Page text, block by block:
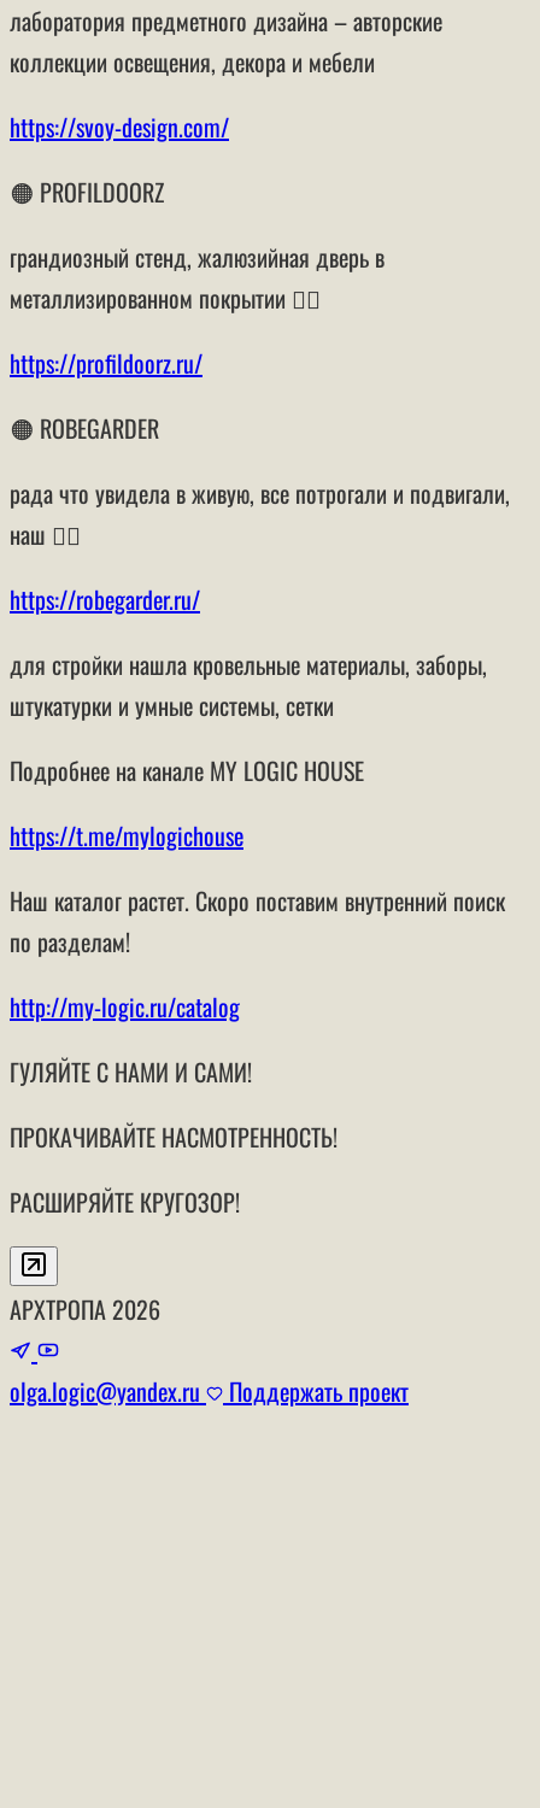
лаборатория предметного дизайна – авторские
коллекции освещения, декора и мебели
https://svoy-design.com/
🟠 PROFILDOORZ
грандиозный стенд, жалюзийная дверь в
металлизированном покрытии 👍🏻
https://profildoorz.ru/
🟠 ROBEGARDER
рада что увидела в живую, все потрогали и подвигали,
наш 👍🏻
https://robegarder.ru/
для стройки нашла кровельные материалы, заборы,
штукатурки и умные системы, сетки
Подробнее на канале MY LOGIC HOUSE
https://t.me/mylogichouse
Наш каталог растет. Скоро поставим внутренний поиск
по разделам!
http://my-logic.ru/catalog
ГУЛЯЙТЕ С НАМИ И САМИ!
ПРОКАЧИВАЙТЕ НАСМОТРЕННОСТЬ!
РАСШИРЯЙТЕ КРУГОЗОР!
АРХТРОПА 2026
olga.logic@yandex.ru Поддержать проект